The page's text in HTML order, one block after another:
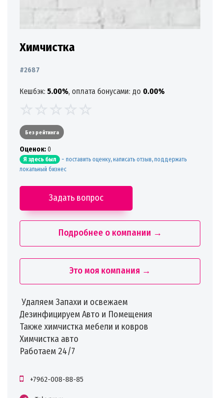
Химчистка
#2687
Кешбэк: 5.00%, оплата бонусами: до 0.00%
Без рейтинга
Oценок:0
Я здесь был - поставить оценку, написать отзыв, поддержать
локальный бизнес
Задать вопрос
Подробнее о компании →
Это моя компания →
️ Удаляем Запахи и освежаем
Дезинфицируем Авто и Помещения
Также химчистка мебели и ковров
Химчистка авто
Работаем 24/7
+7962-008-88-85